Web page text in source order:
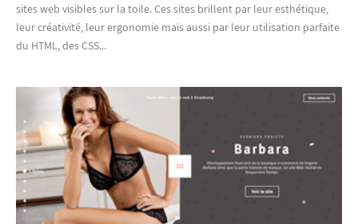
sites web visibles sur la toile. Ces sites brillent par leur esthétique,
leur créativité, leur ergonomie mais aussi par leur utilisation parfaite
du HTML, des CSS...